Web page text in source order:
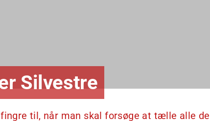
Silvestre
til, når man skal forsøge at tælle alle de